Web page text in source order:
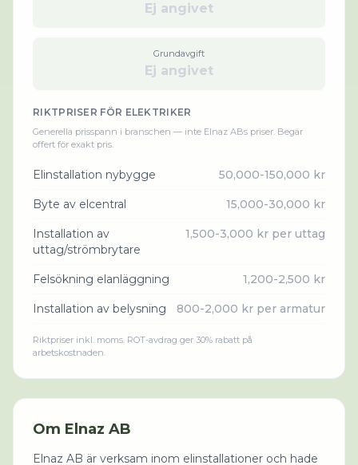
Ej angivet
Grundavgift
Ej angivet
RIKTPRISER FÖR ELEKTRIKER
Generella prisspann i branschen — inte Elnaz ABs priser. Begär
offert för exakt pris.
Elinstallation nybygge 50,000-150,000 kr
Byte av elcentral 15,000-30,000 kr
Installation av
uttag/strömbrytare
1,500-3,000 kr per uttag
Felsökning elanläggning 1,200-2,500 kr
Installation av belysning 800-2,000 kr per armatur
Riktpriser inkl. moms. ROT-avdrag ger 30% rabatt på
arbetskostnaden.
Om Elnaz AB
Elnaz AB är verksam inom elinstallationer och hade